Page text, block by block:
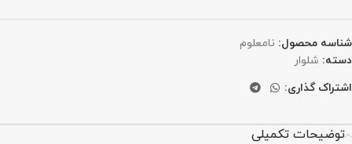
شناسه محصول: نامعلوم
دسته: شلوار
اشتراک گذاری:
توضیحات تکمیلی